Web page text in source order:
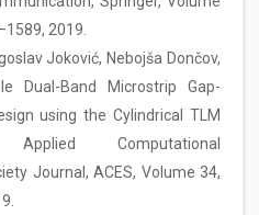
2019.
Joković, Nebojša Dončov,
Dual-Band Microstrip Gap-
using the Cylindrical TLM
Computational
Journal, ACES, Volume 34,